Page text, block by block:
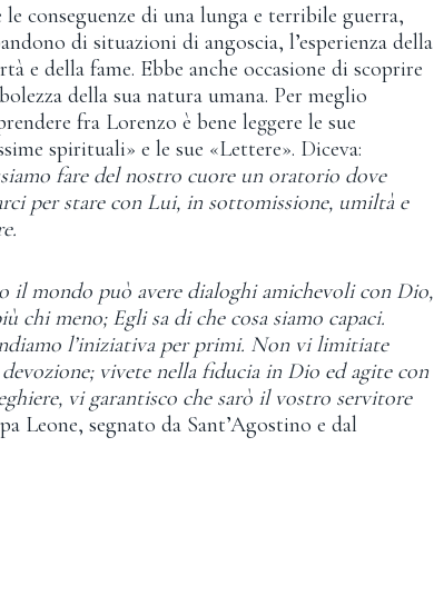
le conseguenze di una lunga e terribile guerra,
di situazioni di angoscia, l’esperienza della
e della fame. Ebbe anche occasione di scoprire
della sua natura umana. Per meglio
fra Lorenzo è bene leggere le sue
spirituali» e le sue «Lettere». Diceva:
fare del nostro cuore un oratorio dove
per stare con Lui, in sottomissione, umiltà e
il mondo può avere dialoghi amichevoli con Dio,
chi meno; Egli sa di che cosa siamo capaci.
l’iniziativa per primi. Non vi limitiate
vivete nella fiducia in Dio ed agite con
vi garantisco che sarò il vostro servitore
Leone, segnato da Sant’Agostino e dal